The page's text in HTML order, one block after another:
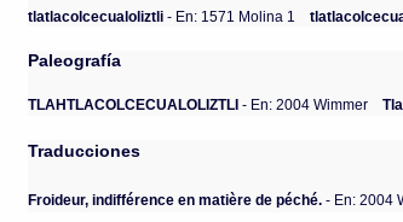
tlatlacolcecualoliztli- En: 1571 Molina 1
Paleografía
TLAHTLACOLCECUALOLIZTLI - En: 2004 Wimmer
Traducciones
Froideur, indifférence en matière de péché. - En: 2004